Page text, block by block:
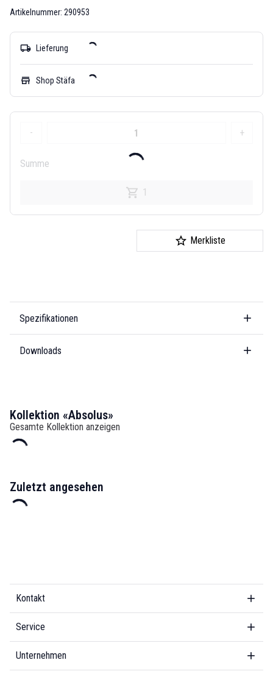
Artikelnummer: 290953
local_shipping Lieferung
store Shop Stäfa
- +
Summe
1
Merkliste
Spezifikationen
Downloads
Kollektion «Absolus»
Gesamte Kollektion anzeigen
Zuletzt angesehen
Kontakt
Service
Unternehmen